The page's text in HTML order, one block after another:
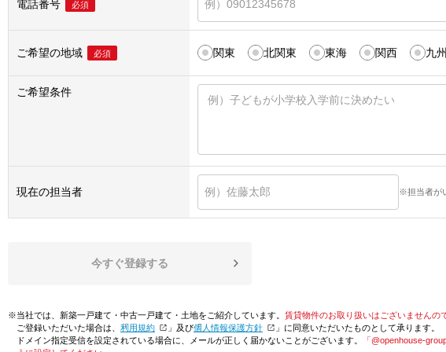
電話番号 必須
ご希望の地域 必須 関東 北関東 東海 関西 九州
ご希望条件
現在の担当者 ※担当者が
今すぐ登録する
※当社では、新築一戸建て・中古一戸建て・土地をご紹介しています。 賃貸物件のお取り扱いはございませんの
ご登録いただいた場合は、「利用規約 」及び「個人情報保護方針
」に同意いただいたものとして承ります。
ドメイン指定受信を設定されている場合に、メールが正しく届かないことがございます。
「@openhouse-